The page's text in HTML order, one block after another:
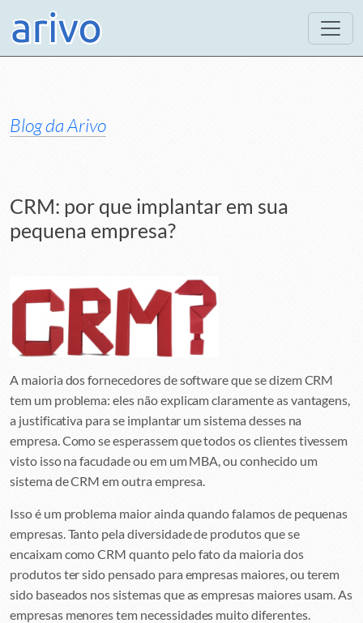
Blog da Arivo
CRM: por que implantar em sua
pequena empresa?
A maioria dos fornecedores de software que se dizem CRM
tem um problema: eles não explicam claramente as vantagens,
a justificativa para se implantar um sistema desses na
empresa. Como se esperassem que todos os clientes tivessem
visto isso na facudade ou em um MBA, ou conhecido um
sistema de CRM em outra empresa.
Isso é um problema maior ainda quando falamos de pequenas
empresas. Tanto pela diversidade de produtos que se
encaixam como CRM quanto pelo fato da maioria dos
produtos ter sido pensado para empresas maiores, ou terem
sido baseados nos sistemas que as empresas maiores usam. As
empresas menores tem necessidades muito diferentes.